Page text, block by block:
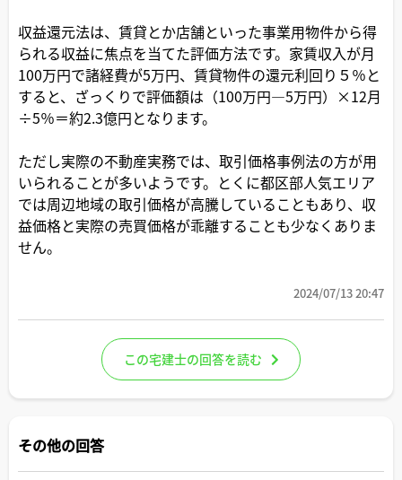
収益還元法は、賃貸とか店舗といった事業用物件から得
られる収益に焦点を当てた評価方法です。家賃収入が月
100万円で諸経費が5万円、賃貸物件の還元利回り５％と
すると、ざっくりで評価額は（100万円―5万円）×12月
÷5％＝約2.3億円となります。
ただし実際の不動産実務では、取引価格事例法の方が用
いられることが多いようです。とくに都区部人気エリア
では周辺地域の取引価格が高騰していることもあり、収
益価格と実際の売買価格が乖離することも少なくありま
せん。
2024/07/13 20:47
この宅建士の回答を読む
その他の回答